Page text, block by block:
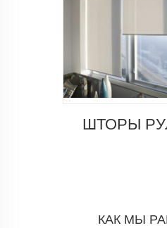
ШТОРЫ
КАК МЫ